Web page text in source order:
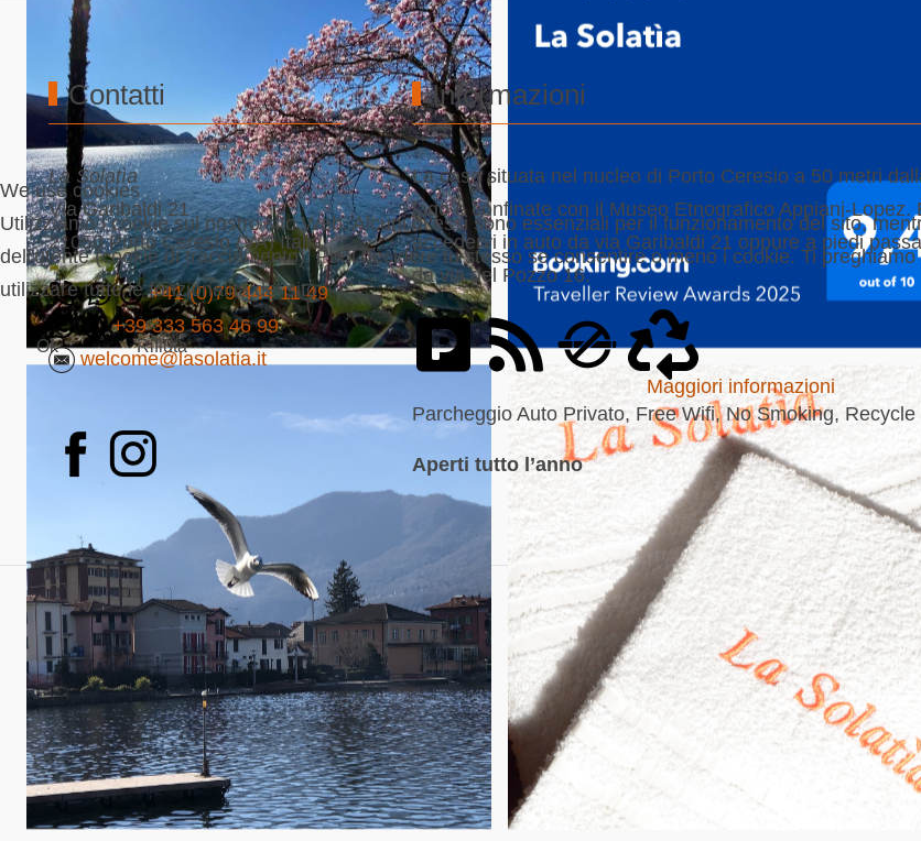
Contatti
La Solatìa
Via Garibaldi 21
21050 Porto Ceresio (VA) Italia
+41 (0)79 444 11 49
+39 333 563 46 99
welcome@lasolatia.it
Informazioni
La casa situata nel nucleo di Porto Ceresio a 50 metri
lago e confinate con il Museo Etnografico Appiani-Lopez.
accedervi in auto da via Garibaldi 21 oppure a piedi
da via del Pozzo 16.
Parcheggio Auto Privato, Free Wifi, No Smoking, Recycle
Aperti tutto l’anno
We use cookies
Utilizziamo i cookie sul nostro sito Web. Alcuni di essi sono essenziali per il funzionamento del sito,
dell'utente (cookie di tracciamento). Puoi decidere tu stesso se consentire o meno i cookie. Ti
utilizzare tutte le funzionalità del sito.
Ok Rifiuta
Maggiori informazioni